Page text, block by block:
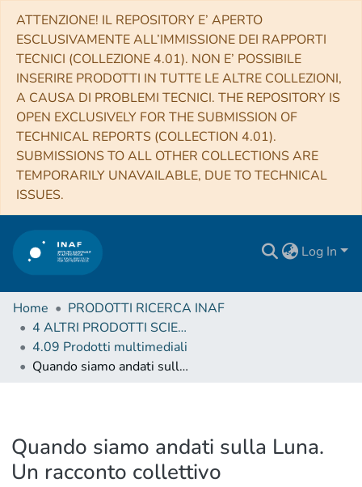
ATTENZIONE! IL REPOSITORY E’ APERTO
ESCLUSIVAMENTE ALL’IMMISSIONE DEI RAPPORTI
TECNICI (COLLEZIONE 4.01). NON E’ POSSIBILE
INSERIRE PRODOTTI IN TUTTE LE ALTRE COLLEZIONI,
A CAUSA DI PROBLEMI TECNICI. THE REPOSITORY IS
OPEN EXCLUSIVELY FOR THE SUBMISSION OF
TECHNICAL REPORTS (COLLECTION 4.01).
SUBMISSIONS TO ALL OTHER COLLECTIONS ARE
TEMPORARILY UNAVAILABLE, DUE TO TECHNICAL
ISSUES.
Log In
Home
PRODOTTI RICERCA INAF
4 ALTRI PRODOTTI SCIENTIFICI (Other scientific products)
4.09 Prodotti multimediali
Quando siamo andati sulla Luna. Un racconto collettivo
Quando siamo andati sulla Luna.
Un racconto collettivo